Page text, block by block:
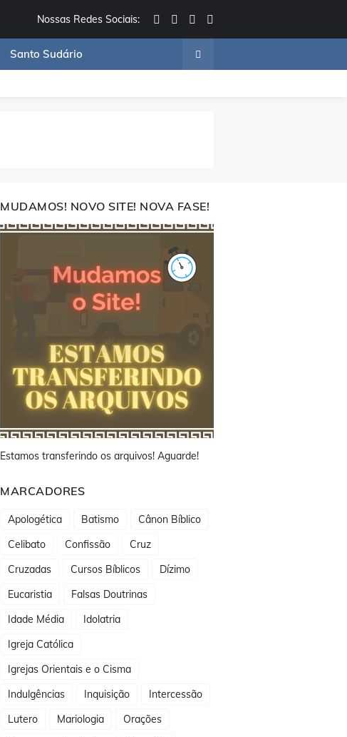
Nossas Redes Sociais:
Santo Sudário
MUDAMOS! NOVO SITE! NOVA FASE!
Estamos transferindo os arquivos! Aguarde!
MARCADORES
Apologética Batismo
Cânon Bíblico
Celibato
Confissão
Cruz
Cruzadas
Cursos Bíblicos
Dízimo
Eucaristia
Falsas Doutrinas
Idade Média
Idolatria
Igreja Católica
Igrejas Orientais e o Cisma
Indulgências
Inquisição
Intercessão
Lutero
Mariologia
Orações